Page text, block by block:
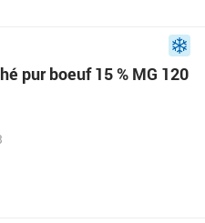
pur boeuf 15 % MG 120